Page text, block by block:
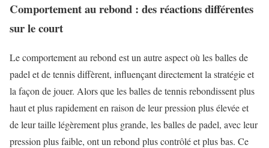
Comportement au rebond : des réactions différentes
sur le court
Le comportement au rebond est un autre aspect où les balles de
padel et de tennis diffèrent, influençant directement la stratégie et
la façon de jouer. Alors que les balles de tennis rebondissent plus
haut et plus rapidement en raison de leur pression plus élevée et
de leur taille légèrement plus grande, les balles de padel, avec leur
pression plus faible, ont un rebond plus contrôlé et plus bas. Ce